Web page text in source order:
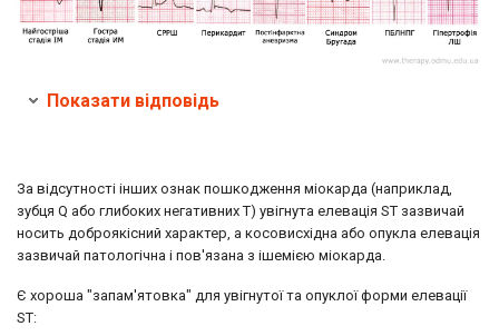
Показати відповідь
За відсутності інших ознак пошкодження міокарда (наприклад,
зубця Q або глибоких негативних Т) увігнута елевація ST зазвичай
носить доброякісний характер, а косовисхідна або опукла елевація
зазвичай патологічна і пов'язана з ішемією міокарда.
Є хороша "запам'ятовка" для увігнутої та опуклої форми елевації
ST: